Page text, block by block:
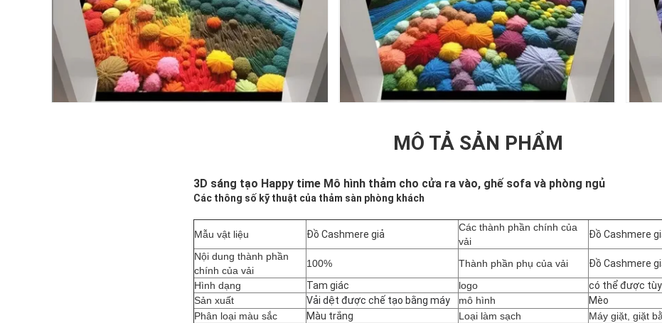
MÔ TẢ SẢN PHẨM
3D sáng tạo Happy time Mô hình thảm cho cửa ra vào, ghế sofa và phòng ngủ
Các thông số kỹ thuật của thảm sàn phòng khách
Mẫu vật liệu Đồ Cashmere giả
Các thành phần chính của
vải
Đồ Cashmere
Nội dung thành phần
chính của vải
100% Thành phần phụ của vải
Đồ Cashmere
Hình dạng
Tam giác logo
có thể được
Sản xuất
Vải dệt được chế tạo bằng máy mô hình
Mèo
Phân loại màu sắc
Màu trắng Loại làm sạch
Máy giặt, giặt